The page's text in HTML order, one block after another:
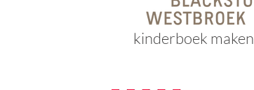
kinderboek maken